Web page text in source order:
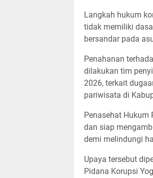
Langkah hukum
tidak memiliki
bersandar pada
Penahanan
dilakukan tim
2026, terkait
pariwisata di
​Penasehat Hukum
dan siap
demi melindungi
Upaya tersebut
Pidana Korupsi